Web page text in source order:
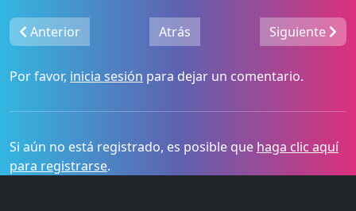
Anterior Atrás Siguiente
Por favor, inicia sesión para dejar un comentario.
Si aún no está registrado, es posible que haga clic aquí
para registrarse.